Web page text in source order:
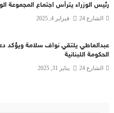
رئيس الوزراء يترأس اجتماع المجموعة
الشارع 24 فبراير 4, 2025
عبدالعاطي يلتقي نواف سلامة ويؤكد
الحكومة اللبنانية
الشارع 24 يناير 31, 2025